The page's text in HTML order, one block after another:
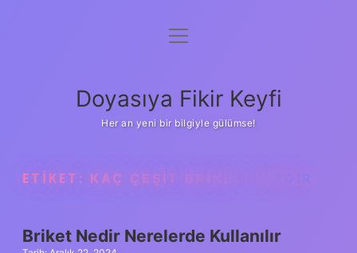
Anasayfa
Yasal Uyarı
menüyü
Doyasıya Fikir Keyfi
Her an yeni bir bilgiyle gülümse!
ETIKET: KAÇ ÇEŞIT BRIKET VARDIR
Briket Nedir Nerelerde Kullanılır